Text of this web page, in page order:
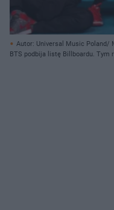
Autor: Universal Music Poland/
BTS podbija listę Billboardu. Tym